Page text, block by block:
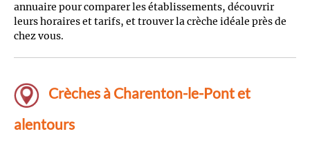
annuaire pour comparer les établissements, découvrir
leurs horaires et tarifs, et trouver la crèche idéale près de
chez vous.
Crèches à Charenton-le-Pont et
alentours